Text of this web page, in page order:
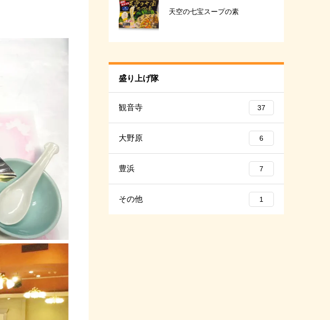
天空の七宝スープの素
盛り上げ隊
観音寺 37
大野原 6
豊浜 7
その他 1